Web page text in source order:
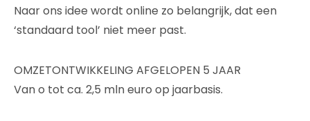
Naar ons idee wordt online zo belangrijk, dat een
‘standaard tool’ niet meer past.
OMZETONTWIKKELING AFGELOPEN 5 JAAR
Van o tot ca. 2,5 mln euro op jaarbasis.